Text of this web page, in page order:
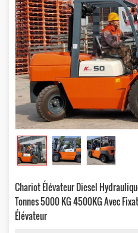
Chariot Élévateur Diesel
Tonnes 5000 KG 4500KG Avec
Élévateur